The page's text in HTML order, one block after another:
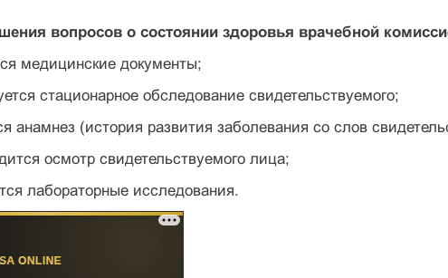
вопросов о состоянии здоровья врачебной
медицинские документы;
стационарное обследование свидетельствуемого;
анамнез (история развития заболевания со слов
осмотр свидетельствуемого лица;
лабораторные исследования.